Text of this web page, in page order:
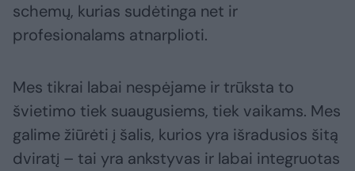
schemų, kurias sudėtinga net ir
profesionalams atnarplioti.
Mes tikrai labai nespėjame ir trūksta to
švietimo tiek suaugusiems, tiek vaikams. Mes
galime žiūrėti į šalis, kurios yra išradusios šitą
dviratį – tai yra ankstyvas ir labai integruotas